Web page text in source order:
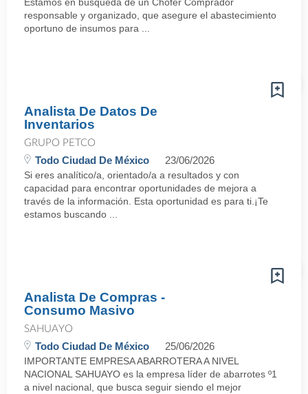
responsable y organizado, que asegure el abastecimiento
oportuno de insumos para ...
Analista De Datos De
Inventarios
GRUPO PETCO
Todo Ciudad De México 23/06/2026
Si eres analítico/a, orientado/a a resultados y con
capacidad para encontrar oportunidades de mejora a
través de la información. Esta oportunidad es para ti.¡Te
estamos buscando ...
Analista De Compras -
Consumo Masivo
SAHUAYO
Todo Ciudad De México 25/06/2026
IMPORTANTE EMPRESA ABARROTERA A NIVEL
NACIONAL SAHUAYO es la empresa líder de abarrotes º1
a nivel nacional, que busca seguir siendo el mejor